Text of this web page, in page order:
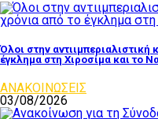
Όλοι στην αντιιμπεριαλιστική
έγκλημα στη Χιροσίμα και το
ΑΝΑΚΟΙΝΩΣΕΙΣ
03/08/2026